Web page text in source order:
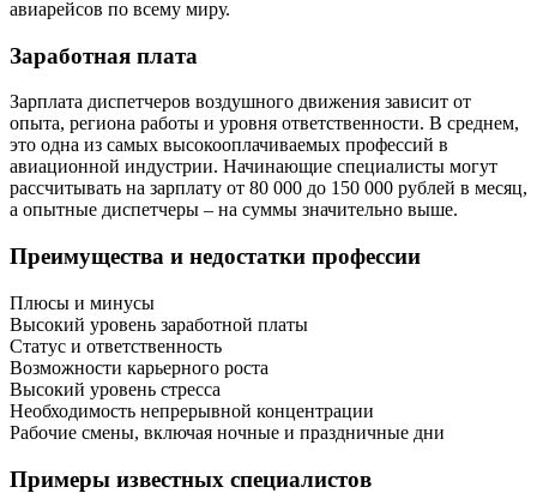
авиарейсов по всему миру.
Заработная плата
Зарплата диспетчеров воздушного движения зависит от
опыта, региона работы и уровня ответственности. В среднем,
это одна из самых высокооплачиваемых профессий в
авиационной индустрии. Начинающие специалисты могут
рассчитывать на зарплату от 80 000 до 150 000 рублей в месяц,
а опытные диспетчеры – на суммы значительно выше.
Преимущества и недостатки профессии
Плюсы и минусы
Высокий уровень заработной платы
Статус и ответственность
Возможности карьерного роста
Высокий уровень стресса
Необходимость непрерывной концентрации
Рабочие смены, включая ночные и праздничные дни
Примеры известных специалистов